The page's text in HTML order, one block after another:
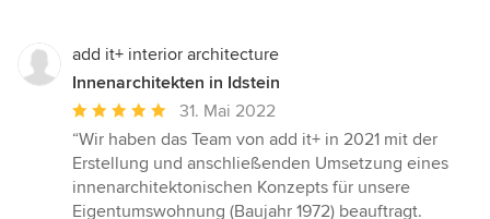
add it+ interior architecture
Innenarchitekten in Idstein
Durchschnittliche
Bewertung:
5
von
5
31. Mai 2022
“Wir haben das Team von add it+ in 2021 mit der
Erstellung und anschließenden Umsetzung eines
innenarchitektonischen Konzepts für unsere
Eigentumswohnung (Baujahr 1972) beauftragt.